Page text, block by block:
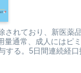
されており、新医薬
量通常、成人にはピ
する。5日間連続経口